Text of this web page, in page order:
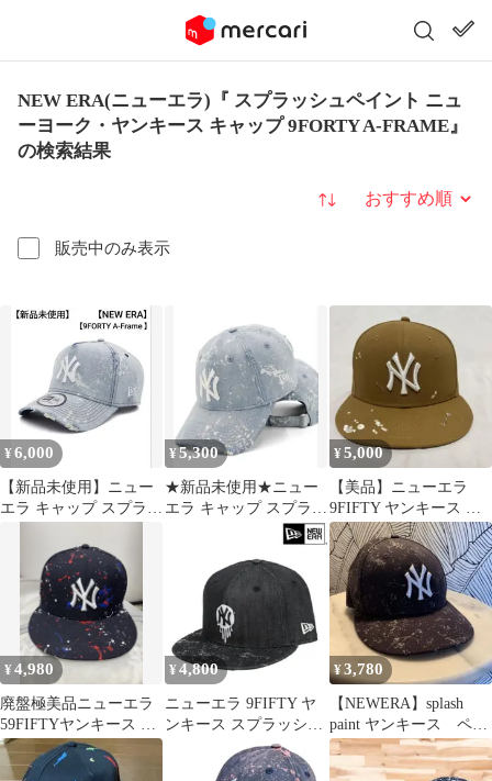
NEW ERA(ニューエラ)『 スプラッシュペイント ニュ
ーヨーク・ヤンキース キャップ 9FORTY A-FRAME』
の検索結果
販売中のみ表示
並び替え
¥ 6,000
【新品未使用】ニュー
エラ キャップ スプラッ
ONSPOTZ別注
¥ 5,300
★新品未使用★ニュー
エラ キャップ スプラッ
¥5,000
【美品】ニューエラ
9FIFTY ヤンキース キ
ャップ スプラッシュ ブ
ラウン
¥4,980
廃盤極美品ニューエラ
59FIFTYヤンキース ス
プラッシュペイント 7
5/8
¥ 4,800
ニューエラ 9FIFTY ヤ
ンキース スプラッシュ
ペイント グローインザ
¥3,780
【NEWERA】splash
paint ヤンキース ペイ
ント NY